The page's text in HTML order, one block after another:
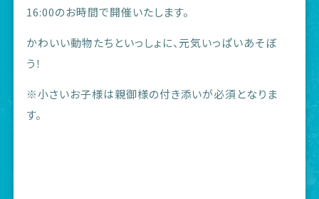
16:00のお時間で開催いたします。
かわいい動物たちといっしょに、元気いっぱいあそぼ
う！
※小さいお子様は親御様の付き添いが必須となりま
す。